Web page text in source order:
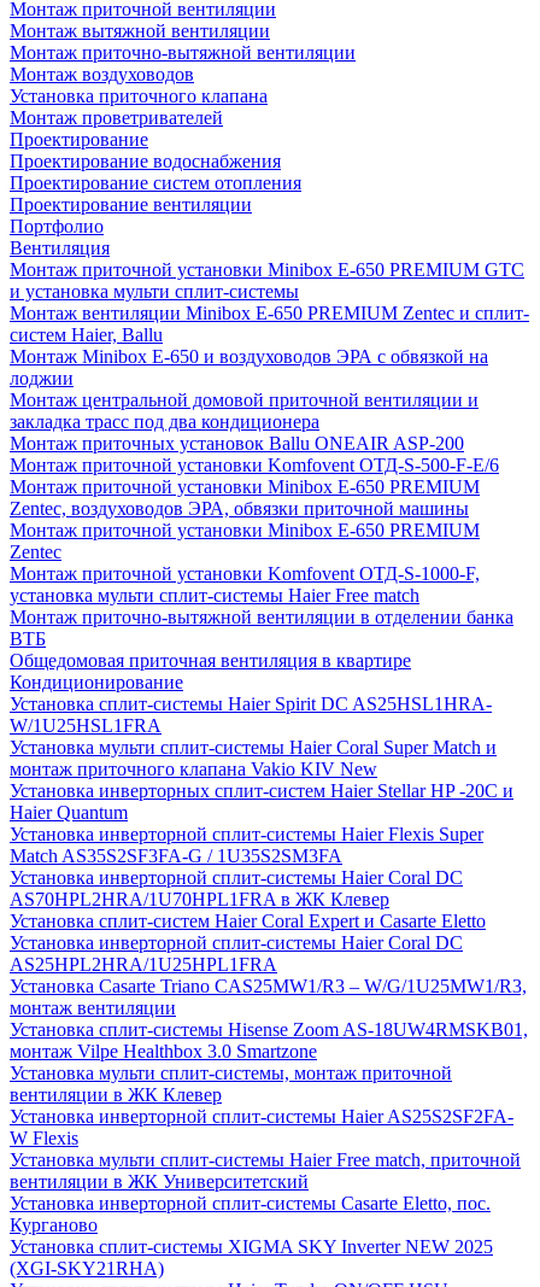
Монтаж приточной вентиляции
Монтаж вытяжной вентиляции
Монтаж приточно-вытяжной вентиляции
Монтаж воздуховодов
Установка приточного клапана
Монтаж проветривателей
Проектирование
Проектирование водоснабжения
Проектирование систем отопления
Проектирование вентиляции
Портфолио
Вентиляция
Монтаж приточной установки Minibox E-650 PREMIUM GTC
и установка мульти сплит-системы
Монтаж вентиляции Minibox E-650 PREMIUM Zentec и сплит-
систем Haier, Ballu
Монтаж Minibox E-650 и воздуховодов ЭРА с обвязкой на
лоджии
Монтаж центральной домовой приточной вентиляции и
закладка трасс под два кондиционера
Монтаж приточных установок Ballu ONEAIR ASP-200
Монтаж приточной установки Komfovent ОТД-S-500-F-E/6
Монтаж приточной установки Minibox E-650 PREMIUM
Zentec, воздуховодов ЭРА, обвязки приточной машины
Монтаж приточной установки Minibox E-650 PREMIUM
Zentec
Монтаж приточной установки Komfovent ОТД-S-1000-F,
установка мульти сплит-системы Haier Free match
Монтаж приточно-вытяжной вентиляции в отделении банка
ВТБ
Общедомовая приточная вентиляция в квартире
Кондиционирование
Установка сплит-системы Haier Spirit DC AS25HSL1HRA-
W/1U25HSL1FRA
Установка мульти сплит-системы Haier Coral Super Match и
монтаж приточного клапана Vakio KIV New
Установка инверторных сплит-систем Haier Stellar HP -20С и
Haier Quantum
Установка инверторной сплит-системы Haier Flexis Super
Match AS35S2SF3FA-G / 1U35S2SM3FA
Установка инверторной сплит-системы Haier Coral DC
AS70HPL2HRA/1U70HPL1FRA в ЖК Клевер
Установка сплит-систем Haier Coral Expert и Casarte Eletto
Установка инверторной сплит-системы Haier Coral DC
AS25HPL2HRA/1U25HPL1FRA
Установка Casarte Triano CAS25MW1/R3 – W/G/1U25MW1/R3,
монтаж вентиляции
Установка сплит-системы Hisense Zoom AS-18UW4RMSKB01,
монтаж Vilpe Healthbox 3.0 Smartzone
Установка мульти сплит-системы, монтаж приточной
вентиляции в ЖК Клевер
Установка инверторной сплит-системы Haier AS25S2SF2FA-
W Flexis
Установка мульти сплит-системы Haier Free match, приточной
вентиляции в ЖК Университетский
Установка инверторной сплит-системы Casarte Eletto, пос.
Курганово
Установка сплит-системы XIGMA SKY Inverter NEW 2025
(XGI-SKY21RHA)